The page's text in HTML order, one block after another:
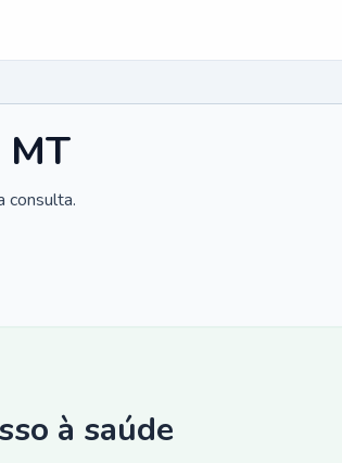
MT
consulta.
à saúde